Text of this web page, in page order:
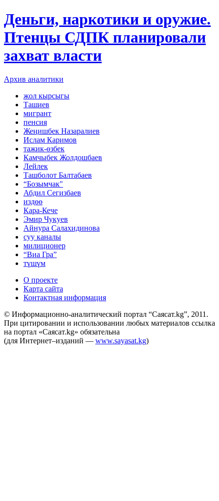
Деньги, наркотики и оружие.
Птенцы СДПК планировали
захват власти
Архив аналитики
жол кырсыгы
Ташиев
мигрант
пенсия
Жеңишбек Назаралиев
Ислам Каримов
тажик-өзбек
Камчыбек Жолдошбаев
Лейлек
Ташболот Балтабаев
“Бозымчак"
Абдил Сегизбаев
издөө
Кара-Кече
Эмир Чукуев
Айнура Салахидинова
суу каналы
милиционер
“Виа Гра”
түшүм
О проекте
Карта сайта
Контактная информация
© Информационно-аналитический портал “Саясат.kg”, 2011.
При цитировании и использовании любых материалов ссылка
на портал «Саясат.kg» обязательна
(для Интернет–изданий — www.sayasat.kg)